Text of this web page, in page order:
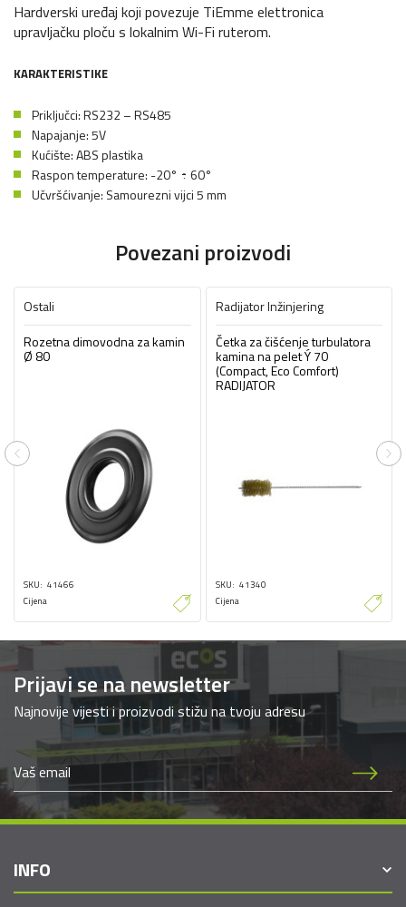
Hardverski uređaj koji povezuje TiEmme elettronica
upravljačku ploču s lokalnim Wi-Fi ruterom.
KARAKTERISTIKE
Priključci: RS232 – RS485
Napajanje: 5V
Kućište: ABS plastika
Raspon temperature: -20° ÷ 60°
Učvršćivanje: Samourezni vijci 5 mm
Povezani proizvodi
Ostali
Rozetna dimovodna za kamin
Ø 80
SKU 41466
Cijena
Radijator Inžinjering
Četka za čišćenje turbulatora
kamina na pelet Ý 70
(Compact, Eco Comfort)
RADIJATOR
SKU 41340
Cijena
Previous
Prijavi se na newsletter
Najnovije vijesti i proizvodi stižu na tvoju adresu
INFO